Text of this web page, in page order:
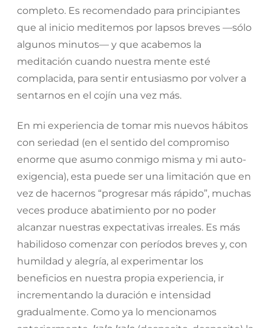
completo. Es recomendado para principiantes
que al inicio meditemos por lapsos breves —sólo
algunos minutos— y que acabemos la
meditación cuando nuestra mente esté
complacida, para sentir entusiasmo por volver a
sentarnos en el cojín una vez más.
En mi experiencia de tomar mis nuevos hábitos
con seriedad (en el sentido del compromiso
enorme que asumo conmigo misma y mi auto-
exigencia), esta puede ser una limitación que en
vez de hacernos “progresar más rápido”, muchas
veces produce abatimiento por no poder
alcanzar nuestras expectativas irreales. Es más
habilidoso comenzar con períodos breves y, con
humildad y alegría, al experimentar los
beneficios en nuestra propia experiencia, ir
incrementando la duración e intensidad
gradualmente. Como ya lo mencionamos